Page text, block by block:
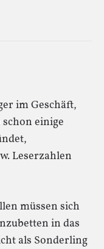
im Geschäft,
schon einige
Leserzahlen
müssen sich
in das
als Sonderling